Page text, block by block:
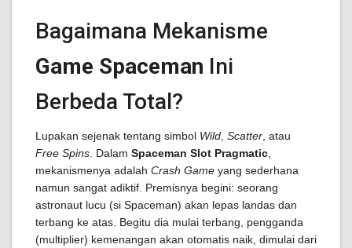
Bagaimana Mekanisme
Game Spaceman Ini
Berbeda Total?
Lupakan sejenak tentang simbol Wild Scatter , atau
Free Spins . Dalam Spaceman Slot Pragmatic
mekanismenya adalah Crash Game yang sederhana
namun sangat adiktif. Premisnya begini: seorang
astronaut lucu (si Spaceman) akan lepas landas dan
terbang ke atas. Begitu dia mulai terbang, pengganda
(multiplier) kemenangan akan otomatis naik, dimulai dari